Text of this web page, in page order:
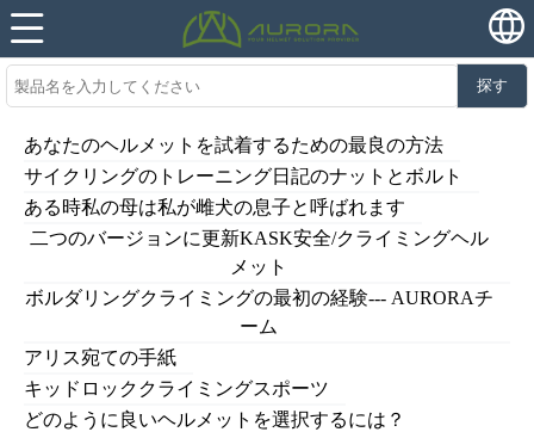
探す
あなたのヘルメットを試着するための最良の方法
サイクリングのトレーニング日記のナットとボルト
ある時私の母は私が雌犬の息子と呼​​ばれます
二つのバージョンに更新KASK安全/クライミングヘル
メット
ボルダリングクライミングの最初の経験--- AURORAチ
ーム
アリス宛ての手紙
キッドロッククライミングスポーツ
どのように良いヘルメットを選択するには？